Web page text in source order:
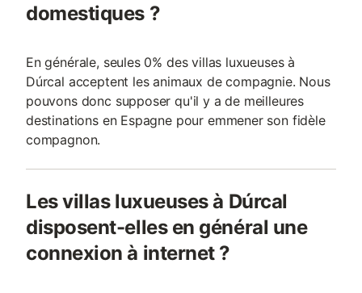
domestiques ?
En générale, seules 0% des villas luxueuses à
Dúrcal acceptent les animaux de compagnie. Nous
pouvons donc supposer qu'il y a de meilleures
destinations en Espagne pour emmener son fidèle
compagnon.
Les villas luxueuses à Dúrcal
disposent-elles en général une
connexion à internet ?